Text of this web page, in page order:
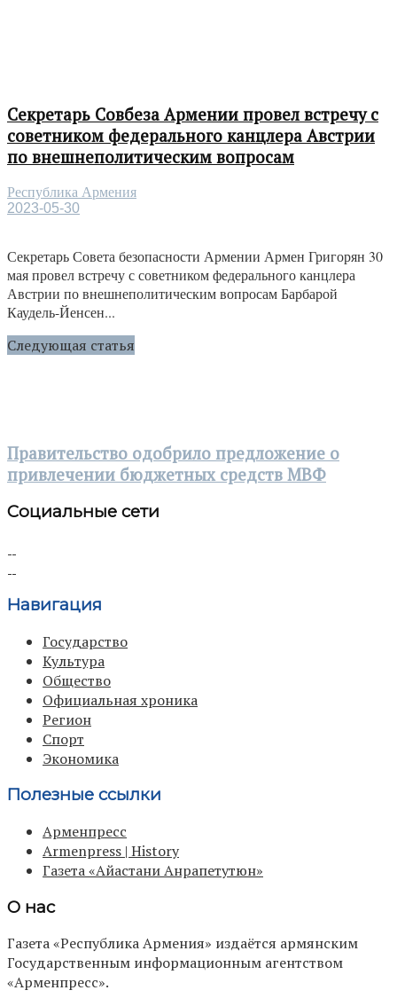
Секретарь Совбеза Армении провел встречу с
советником федерального канцлера Австрии
по внешнеполитическим вопросам
Республика Армения
2023-05-30
Секретарь Совета безопасности Армении Армен Григорян 30
мая провел встречу с советником федерального канцлера
Австрии по внешнеполитическим вопросам Барбарой
Каудель-Йенсен...
Следующая статья
Правительство одобрило предложение о
привлечении бюджетных средств МВФ
Социальные сети
Навигация
Государство
Культура
Общество
Официальная хроника
Регион
Спорт
Экономика
Полезные ссылки
Арменпресс
Armenpress | History
Газета «Айастани Анрапетутюн»
О нас
Газета «Республика Армения» издаётся армянским
Государственным информационным агентством
«Арменпресс».